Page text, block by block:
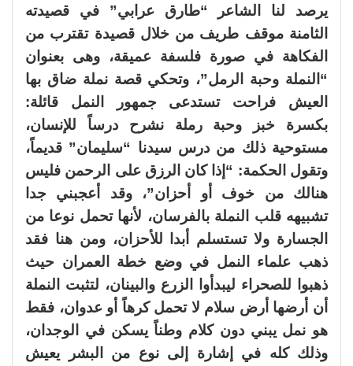
يرصد لنا الشاعر “طارق عرابي” في قصيدته
الثامنة موقف طريف من خلال قصيدة تقترب من
الفكاهة في صورة فلسفة عميقة، وهى بعنوان
“النملة وحبة الرمل”، وتحكي قصة نملة ضاق بها
العيش فراحت تستدعى جمهور النمل قائلة:
بكسرة خبز وحبة رملة نشرح درساً للإنسان،
مستوحية ذلك من درس سيدنا “سليمان” قديماً،
وتقول الحكمة: “إذا كان الرزق على الرحمن فليس
هنالك من خوف أو أحزان”، وقد أعجبني جدا
تشبيهه قلب النملة بالفرسان، لأنها تحمل نوعا من
الجسارة ولا تستسلم أبدا للأحزان، ومن هنا فقد
ذهب علماء النمل في وضع خطة العمران حيث
ذهبوا للصحراء ليبدأوا الزرع والبينان، لتثبت النملة
أن أرضها أرض سلام لا تحمل كرهاً أو عدوان، فقط
هو نمل يبني دون كلام وطناً يسكن في الوجدان،
وذلك كله في إشارة إلى نوع من البشر يعيش